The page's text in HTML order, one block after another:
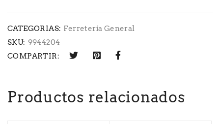
CATEGORIAS: Ferretería General
SKU: 9944204
COMPARTIR:
Productos relacionados